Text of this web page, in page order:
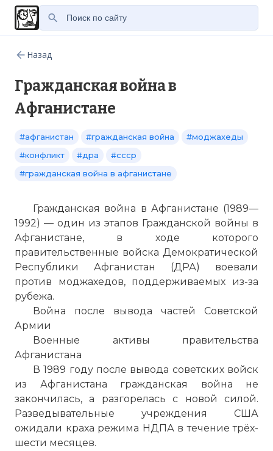
Назад
Гражданская война в
Афганистане
#афганистан #гражданская война
#моджахеды
#конфликт
#дра
#ссср
#гражданская война в афганистане
Гражданская война в Афганистане (1989—
1992) — один из этапов Гражданской войны в
Афганистане, в ходе которого
правительственные войска Демократической
Республики Афганистан (ДРА) воевали
против моджахедов, поддерживаемых из-за
рубежа.
Война после вывода частей Советской
Армии
Военные активы правительства
Афганистана
В 1989 году после вывода советских войск
из Афганистана гражданская война не
закончилась, а разгорелась с новой силой.
Разведывательные учреждения США
ожидали краха режима НДПА в течение трёх-
шести месяцев.